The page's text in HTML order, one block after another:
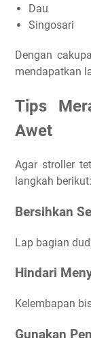
Dau
Singosari
Dengan
mendapatkan
Tips
Awet
Agar stroller
langkah berikut:
Bersihkan
Lap bagian
Hindari
Kelembapan
Gunakan